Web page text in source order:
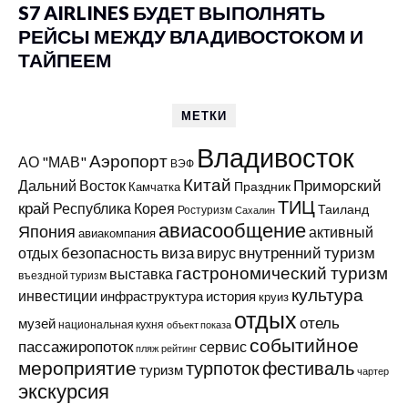
S7 AIRLINES БУДЕТ ВЫПОЛНЯТЬ
РЕЙСЫ МЕЖДУ ВЛАДИВОСТОКОМ И
ТАЙПЕЕМ
МЕТКИ
АО "МАВ"Аэропорт ВЭФ Владивосток
Дальний Восток Камчатка Китай Праздник Приморский
край Республика Корея Ростуризм Сахалин ТИЦТаиланд
Япония авиакомпания авиасообщениеактивный
отдых безопасность виза вирус внутренний туризм
въездной туризм выставка гастрономический туризм
инвестиции инфраструктура история круиз культура
музей национальная кухня объект показа отдыхотель
пассажиропоток пляж рейтинг сервис событийное
мероприятие туризмтурпотокфестиваль чартер
экскурсия